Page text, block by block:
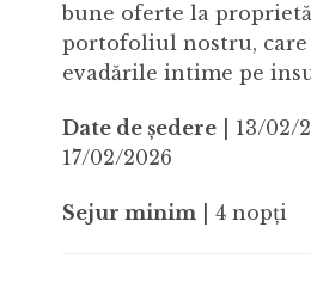
bune oferte la
portofoliul nostru, care
evadările intime pe
Date de ședere| 13/02/
17/02/2026
Sejur minim | 4 nopți